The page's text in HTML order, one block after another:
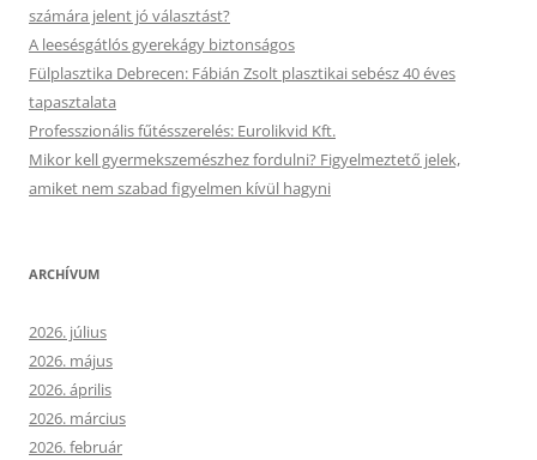
számára jelent jó választást?
A leesésgátlós gyerekágy biztonságos
Fülplasztika Debrecen: Fábián Zsolt plasztikai sebész 40 éves
tapasztalata
Professzionális fűtésszerelés: Eurolikvid Kft.
Mikor kell gyermekszemészhez fordulni? Figyelmeztető jelek,
amiket nem szabad figyelmen kívül hagyni
ARCHÍVUM
2026. július
2026. május
2026. április
2026. március
2026. február